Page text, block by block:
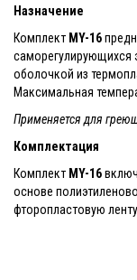
Назначение
Комплект MY-16
саморегулирующихся
оболочкой из
Максимальная
Применяется для
Комплектация
Комплект MY-16
основе
фторопластовую ленту.